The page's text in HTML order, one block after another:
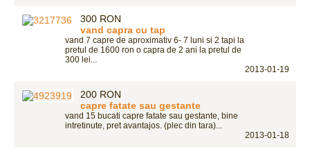
300 RON
vand capra cu tap
vand 7 capre de aproximativ 6- 7 luni si 2 tapi la
pretul de 1600 ron o capra de 2 ani la pretul de
300 lei...
2013-01-19
200 RON
capre fatate sau gestante
vand 15 bucati capre fatate sau gestante, bine
intretinute, pret avantajos. (plec din tara)...
2013-01-18